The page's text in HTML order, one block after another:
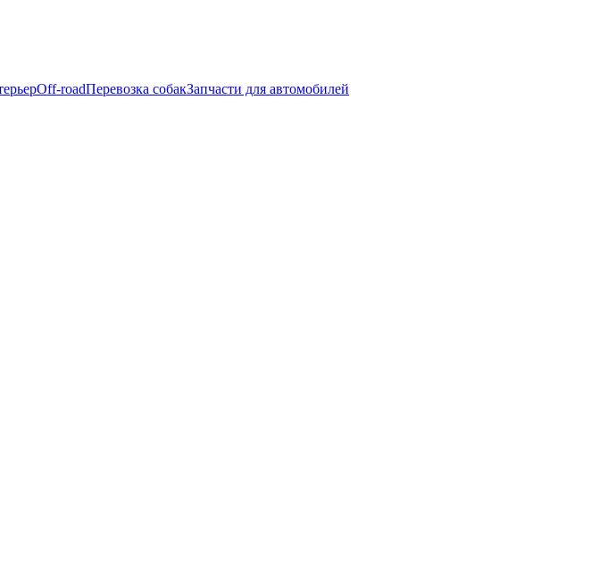
Off-roadПеревозка собакЗапчасти для автомобилей